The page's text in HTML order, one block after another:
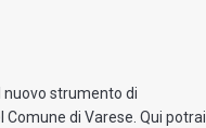
strumento di
di Varese. Qui potrai